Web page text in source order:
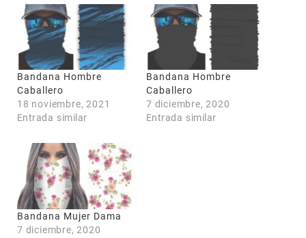
Bandana Hombre
Caballero
18 noviembre, 2021
Entrada similar
Bandana Hombre
Caballero
7 diciembre, 2020
Entrada similar
Bandana Mujer Dama
7 diciembre, 2020
COUPONX3903142766 COPIAR CÓDIGO